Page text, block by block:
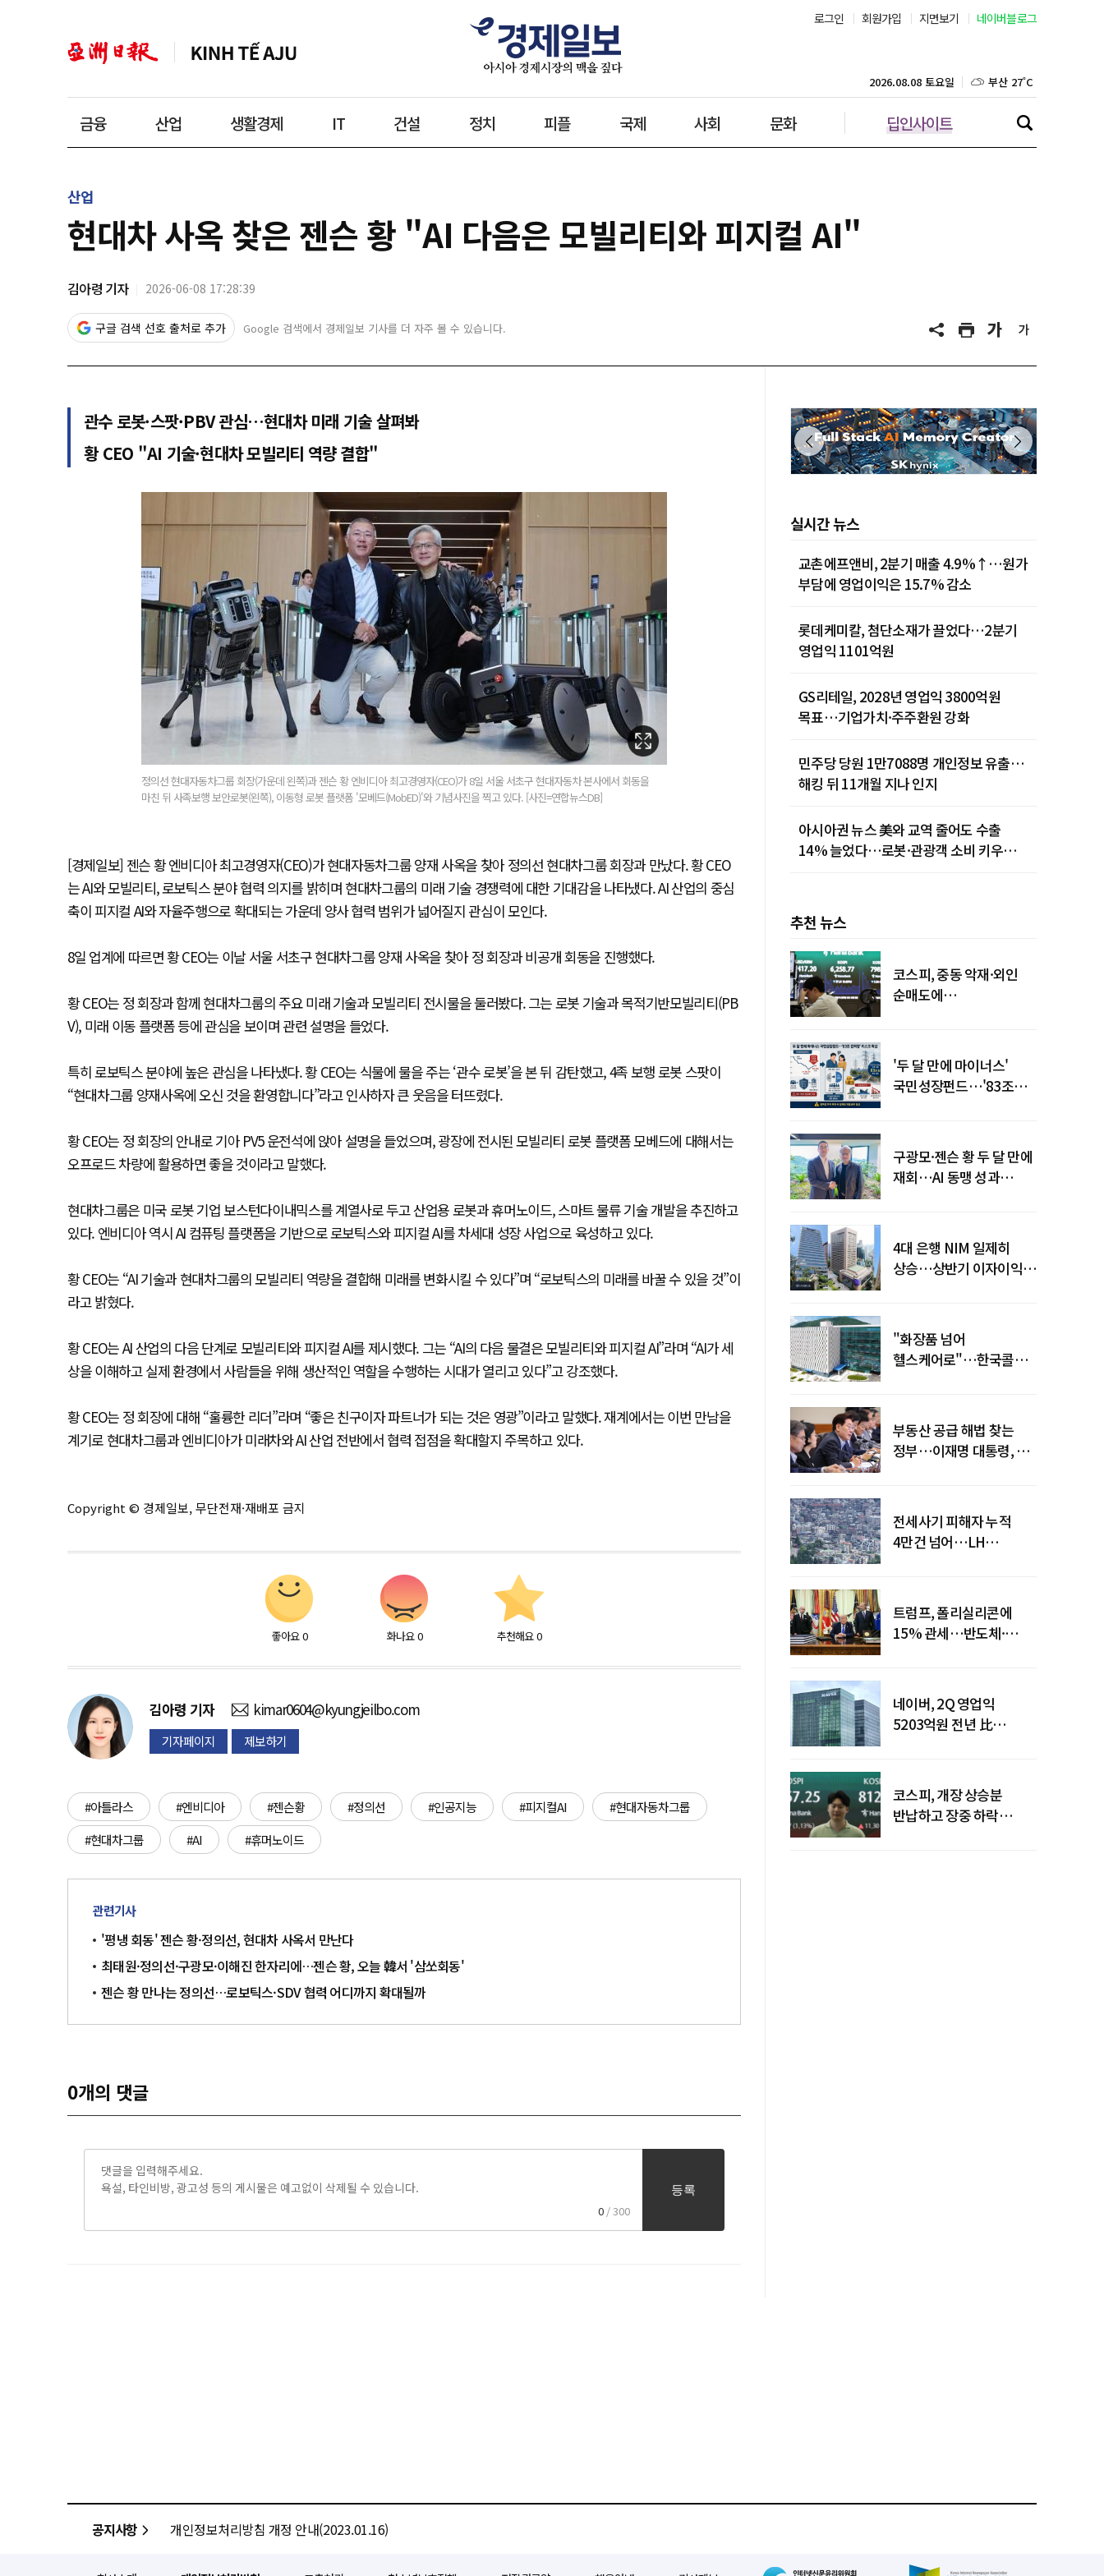
로그인 회원가입 지면보기 네이버블로그
금융 산업 생활경제 IT 건설 정치 피플 국제 사회 문화 딥인사이트
2026.08.08 토요일 대구 25˚C
인천 28˚C
제주 28˚C
산업
현대차 사옥 찾은 젠슨 황 "AI 다음은 모빌리티와 피지컬 AI"
김아령 기자 2026-06-08 17:28:39
구글 검색 선호 출처로 추가 Google 검색에서 경제일보 기사를 더 자주 볼 수 있습니다.
관수 로봇·스팟·PBV 관심…현대차 미래 기술 살펴봐
황 CEO "AI 기술·현대차 모빌리티 역량 결합"
정의선 현대자동차그룹 회장(가운데 왼쪽)과 젠슨 황 엔비디아 최고경영자(CEO)가 8일 서울 서초구 현대자동차 본사에서 회동을
마친 뒤 사족보행 보안로봇(왼쪽), 이동형 로봇 플랫폼 '모베드(MobED)'와 기념사진을 찍고 있다. [사진=연합뉴스DB]
[경제일보] 젠슨 황 엔비디아 최고경영자(CEO)가 현대자동차그룹 양재 사옥을 찾아 정의선 현대차그룹 회장과 만났다. 황 CEO
는 AI와 모빌리티, 로보틱스 분야 협력 의지를 밝히며 현대차그룹의 미래 기술 경쟁력에 대한 기대감을 나타냈다. AI 산업의 중심
축이 피지컬 AI와 자율주행으로 확대되는 가운데 양사 협력 범위가 넓어질지 관심이 모인다.
8일 업계에 따르면 황 CEO는 이날 서울 서초구 현대차그룹 양재 사옥을 찾아 정 회장과 비공개 회동을 진행했다.
황 CEO는 정 회장과 함께 현대차그룹의 주요 미래 기술과 모빌리티 전시물을 둘러봤다. 그는 로봇 기술과 목적기반모빌리티(PB
V), 미래 이동 플랫폼 등에 관심을 보이며 관련 설명을 들었다.
특히 로보틱스 분야에 높은 관심을 나타냈다. 황 CEO는 식물에 물을 주는 ‘관수 로봇’을 본 뒤 감탄했고, 4족 보행 로봇 스팟이
“현대차그룹 양재사옥에 오신 것을 환영합니다”라고 인사하자 큰 웃음을 터뜨렸다.
황 CEO는 정 회장의 안내로 기아 PV5 운전석에 앉아 설명을 들었으며, 광장에 전시된 모빌리티 로봇 플랫폼 모베드에 대해서는
오프로드 차량에 활용하면 좋을 것이라고 말했다.
현대차그룹은 미국 로봇 기업 보스턴다이내믹스를 계열사로 두고 산업용 로봇과 휴머노이드, 스마트 물류 기술 개발을 추진하고
있다. 엔비디아 역시 AI 컴퓨팅 플랫폼을 기반으로 로보틱스와 피지컬 AI를 차세대 성장 사업으로 육성하고 있다.
황 CEO는 “AI 기술과 현대차그룹의 모빌리티 역량을 결합해 미래를 변화시킬 수 있다”며 “로보틱스의 미래를 바꿀 수 있을 것”이
라고 밝혔다.
황 CEO는 AI 산업의 다음 단계로 모빌리티와 피지컬 AI를 제시했다. 그는 “AI의 다음 물결은 모빌리티와 피지컬 AI”라며 “AI가 세
상을 이해하고 실제 환경에서 사람들을 위해 생산적인 역할을 수행하는 시대가 열리고 있다”고 강조했다.
황 CEO는 정 회장에 대해 “훌륭한 리더”라며 “좋은 친구이자 파트너가 되는 것은 영광”이라고 말했다. 재계에서는 이번 만남을
계기로 현대차그룹과 엔비디아가 미래차와 AI 산업 전반에서 협력 접점을 확대할지 주목하고 있다.
Copyright © 경제일보, 무단전재·재배포 금지
좋아요 0 화나요 0 추천해요 0
김아령 기자 kimar0604@kyungjeilbo.com
기자페이지 제보하기
#아틀라스 #엔비디아 #젠슨황 #정의선 #인공지능 #피지컬AI
#현대자동차그룹
#현대차그룹
#AI #휴머노이드
관련기사
'평냉 회동' 젠슨 황·정의선, 현대차 사옥서 만난다
최태원·정의선·구광모·이해진 한자리에…젠슨 황, 오늘 韓서 '삼쏘회동'
젠슨 황 만나는 정의선…로보틱스·SDV 협력 어디까지 확대될까
0개의 댓글
0 / 300
등록
실시간 뉴스
교촌에프앤비, 2분기 매출 4.9%↑…원가
부담에 영업이익은 15.7% 감소
롯데케미칼, 첨단소재가 끌었다…2분기
영업익 1101억원
GS리테일, 2028년 영업익 3800억원
목표…기업가치·주주환원 강화
민주당 당원 1만7088명 개인정보 유출…
해킹 뒤 11개월 지나 인지
아시아권 뉴스 美와 교역 줄어도 수출
14% 늘었다…로봇·관광객 소비 키우는
추천 뉴스
코스피, 중동 악재·외인
순매도에
'두 달 만에 마이너스'
국민성장펀드…'83조
구광모·젠슨 황 두 달 만에
재회…AI 동맹 성과
4대 은행 NIM 일제히
상승…상반기 이자이익
"화장품 넘어
헬스케어로"…한국콜마,
부동산 공급 해법 찾는
정부…이재명 대통령, 2차
전세사기 피해자 누적
4만건 넘어…LH
트럼프, 폴리실리콘에
15% 관세…반도체·
네이버, 2Q 영업익
5203억원 전년 比
코스피, 개장 상승분
반납하고 장중 하락
공지사항 개인정보처리방침 개정 안내(2023.01.16)